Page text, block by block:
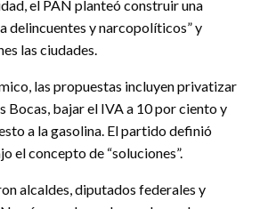
el PAN planteó construir una
delincuentes y narcopolíticos” y
las ciudades.
las propuestas incluyen privatizar
Bocas, bajar el IVA a 10 por ciento y
a la gasolina. El partido definió
el concepto de “soluciones”.
alcaldes, diputados federales y